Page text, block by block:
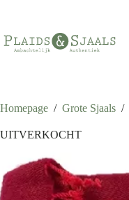
inhoud
Homepage / Grote Sjaals /
UITVERKOCHT